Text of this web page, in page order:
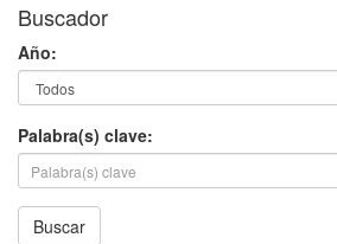
Buscador
Año:
Palabra(s) clave:
Buscar